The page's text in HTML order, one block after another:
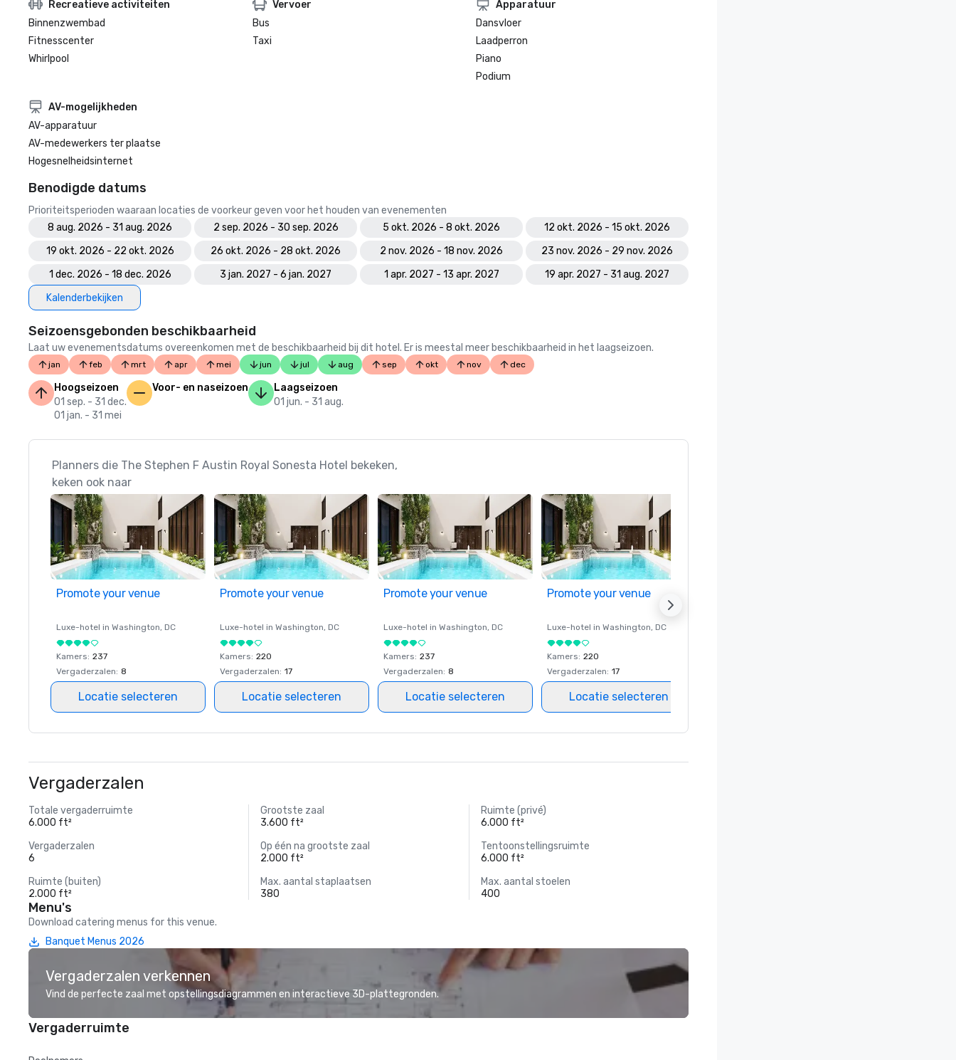
Recreatieve activiteiten
Binnenzwembad
Fitnesscenter
Whirlpool
Vervoer
Bus
Taxi
Apparatuur
Dansvloer
Laadperron
Piano
Podium
AV-mogelijkheden
AV-apparatuur
AV-medewerkers ter plaatse
Hogesnelheidsinternet
Benodigde datums
Prioriteitsperioden waaraan locaties de voorkeur geven voor het houden van evenementen
8 aug. 2026 - 31 aug. 2026
2 sep. 2026 - 30 sep. 2026 5 okt. 2026 - 8 okt. 2026
12 okt. 2026 - 15 okt. 2026
19 okt. 2026 - 22 okt. 2026
26 okt. 2026 - 28 okt. 2026 2 nov. 2026 - 18 nov. 2026
23 nov. 2026 - 29 nov. 2026
1 dec. 2026 - 18 dec. 2026
3 jan. 2027 - 6 jan. 2027 1 apr. 2027 - 13 apr. 2027
19 apr. 2027 - 31 aug. 2027
Kalenderbekijken
Seizoensgebonden beschikbaarheid
Laat uw evenementsdatums overeenkomen met de beschikbaarheid bij dit hotel. Er is meestal meer beschikbaarheid in het laagseizoen.
jan feb mrt apr mei jun jul aug sep okt nov dec
Hoogseizoen
01 sep. - 31 dec.
01 jan. - 31 mei
Voor- en naseizoen
Laagseizoen
01 jun. - 31 aug.
Planners die The Stephen F Austin Royal Sonesta Hotel bekeken,
keken ook naar
Promote your venue
Luxe-hotel in Washington, DC
Kamers: 237
Vergaderzalen: 8
Locatie selecteren
Promote your venue
Luxe-hotel in Washington, DC
Kamers: 220
Vergaderzalen: 17
Locatie selecteren
Promote your venue
Luxe-hotel in Washington, DC
Kamers: 237
Vergaderzalen: 8
Locatie selecteren
Promote your venue
Luxe-hotel in Washington, DC
Kamers: 220
Vergaderzalen: 17
Locatie selecteren
Vergaderzalen
Totale vergaderruimte
6.000 ft²
Grootste zaal
3.600 ft²
Ruimte (privé)
6.000 ft²
Vergaderzalen
6
Op één na grootste zaal
2.000 ft²
Tentoonstellingsruimte
6.000 ft²
Ruimte (buiten)
2.000 ft²
Max. aantal staplaatsen
380
Max. aantal stoelen
400
Menu's
Download catering menus for this venue.
Banquet Menus 2026
Vergaderzalen verkennen
Vind de perfecte zaal met opstellingsdiagrammen en interactieve 3D-plattegronden.
Vergaderruimte